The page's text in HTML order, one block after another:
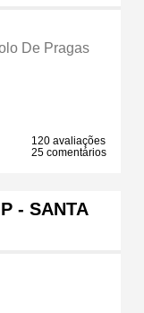
De Pragas
120 avaliações
25 comentários
- SANTA